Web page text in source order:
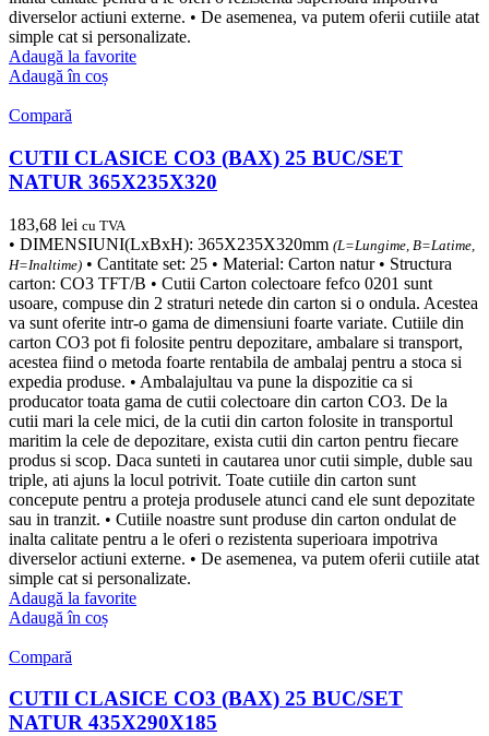
diverselor actiuni externe. • De asemenea, va putem oferii cutiile atat
simple cat si personalizate.
Adaugă la favorite
Adaugă în coș
Compară
CUTII CLASICE CO3 (BAX) 25 BUC/SET
NATUR 365X235X320
183,68 lei cu TVA
• DIMENSIUNI(LxBxH): 365X235X320mm (L=Lungime, B=Latime,
H=Inaltime) • Cantitate set: 25 • Material: Carton natur • Structura
carton: CO3 TFT/B • Cutii Carton colectoare fefco 0201 sunt
usoare, compuse din 2 straturi netede din carton si o ondula. Acestea
va sunt oferite intr-o gama de dimensiuni foarte variate. Cutiile din
carton CO3 pot fi folosite pentru depozitare, ambalare si transport,
acestea fiind o metoda foarte rentabila de ambalaj pentru a stoca si
expedia produse. • Ambalajultau va pune la dispozitie ca si
producator toata gama de cutii colectoare din carton CO3. De la
cutii mari la cele mici, de la cutii din carton folosite in transportul
maritim la cele de depozitare, exista cutii din carton pentru fiecare
produs si scop. Daca sunteti in cautarea unor cutii simple, duble sau
triple, ati ajuns la locul potrivit. Toate cutiile din carton sunt
concepute pentru a proteja produsele atunci cand ele sunt depozitate
sau in tranzit. • Cutiile noastre sunt produse din carton ondulat de
inalta calitate pentru a le oferi o rezistenta superioara impotriva
diverselor actiuni externe. • De asemenea, va putem oferii cutiile atat
simple cat si personalizate.
Adaugă la favorite
Adaugă în coș
Compară
CUTII CLASICE CO3 (BAX) 25 BUC/SET
NATUR 435X290X185